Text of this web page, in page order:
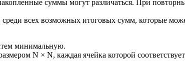
суммы могут различаться. При
всех возможных итоговых сумм, которые
минимальную.
N × N, каждая ячейка которой